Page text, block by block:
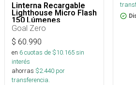
Linterna Recargable
Lighthouse Micro Flash
150 Lúmenes
Goal Zero
$ 60.990
en 6cuotas de $10.165sin
interés
ahorras $2.440 por
transferencia.